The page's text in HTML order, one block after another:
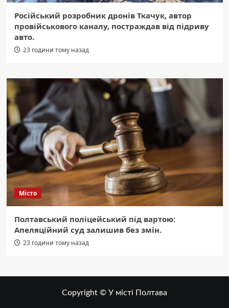
Російський розробник дронів Ткачук, автор
провійськового каналу, постраждав від підриву
авто.
23 години тому назад
Місто
Полтавський поліцейський під вартою:
Апеляційний суд залишив без змін.
23 години тому назад
Copyright © У місті Полтава